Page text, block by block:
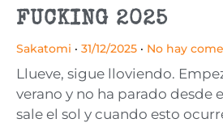
FUCKING 2025
Sakatomi 31/12/2025 No hay
Llueve, sigue lloviendo.
verano y no ha parado desde
sale el sol y cuando esto